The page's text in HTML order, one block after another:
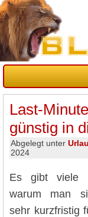
Last-
günstig in
Abgelegt unter
2024
Es gibt viele
warum man
sehr kurzfristig